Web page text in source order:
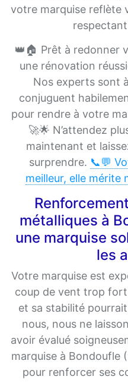
votre marquise reflète
👑🏠 Prêt à redonner
une rénovation
Nos experts sont
conjuguent
pour rendre à votre
🚀🌟 N’attendez
maintenant et
surprendre. 📞💬
meilleur, elle mérite
métalliques à
une marquise
les
Votre marquise est
coup de vent trop
et sa stabilité
nous, nous ne
avoir évalué
marquise à Bondoufle
pour renforcer ses